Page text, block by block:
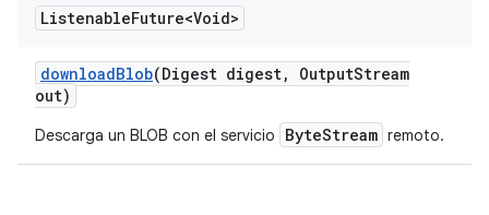
ListenableFuture<Void>
downloadBlob(Digest digest, OutputStream
out)
Descarga un BLOB con el servicio ByteStream remoto.